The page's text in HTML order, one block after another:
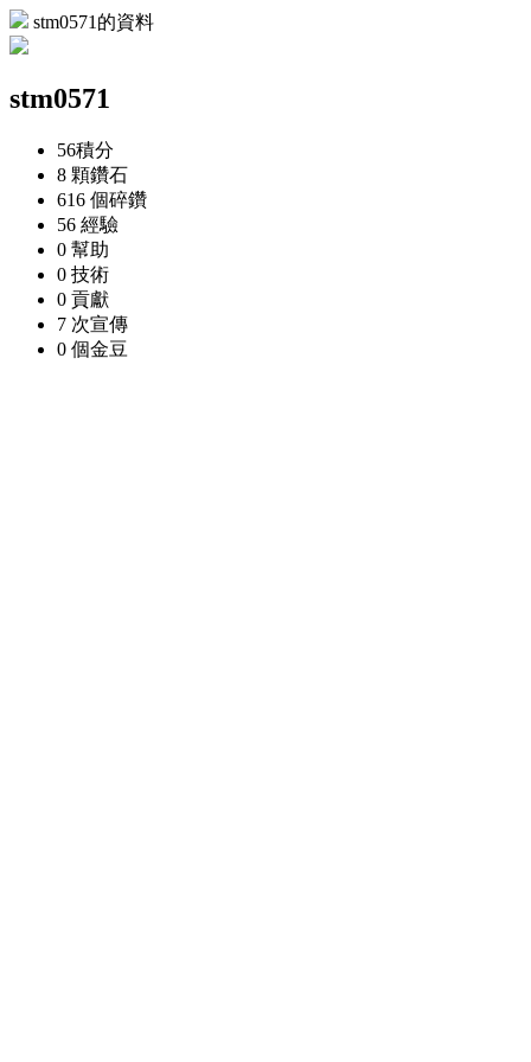
stm0571的資料
stm0571
56積分
8 顆鑽石
616 個碎鑽
56 經驗
0 幫助
0 技術
0 貢獻
7 次宣傳
0 個金豆